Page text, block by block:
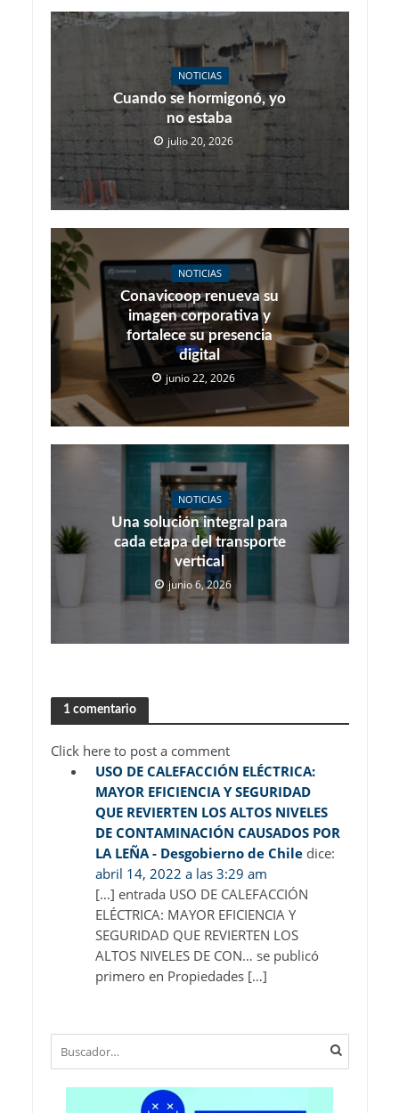
NOTICIAS
Cuando se hormigonó, yo
no estaba
julio 20, 2026
NOTICIAS
Conavicoop renueva su
imagen corporativa y
fortalece su presencia
digital
junio 22, 2026
NOTICIAS
Una solución integral para
cada etapa del transporte
vertical
junio 6, 2026
1 comentario
Click here to post a comment
USO DE CALEFACCIÓN ELÉCTRICA:
MAYOR EFICIENCIA Y SEGURIDAD
QUE REVIERTEN LOS ALTOS NIVELES
DE CONTAMINACIÓN CAUSADOS POR
LA LEÑA - Desgobierno de Chile dice:
abril 14, 2022 a las 3:29 am
[…] entrada USO DE CALEFACCIÓN
ELÉCTRICA: MAYOR EFICIENCIA Y
SEGURIDAD QUE REVIERTEN LOS
ALTOS NIVELES DE CON… se publicó
primero en Propiedades […]